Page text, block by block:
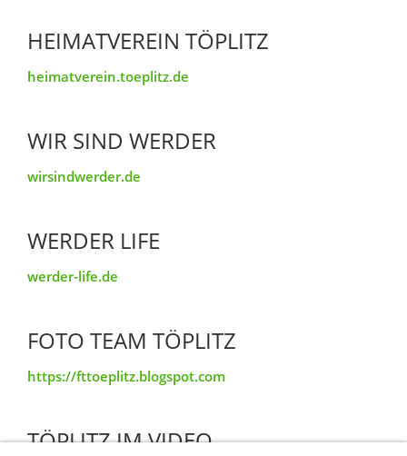
HEIMATVEREIN TÖPLITZ
heimatverein.toeplitz.de
WIR SIND WERDER
wirsindwerder.de
WERDER LIFE
werder-life.de
FOTO TEAM TÖPLITZ
https://fttoeplitz.blogspot.com
TÖPLITZ IM VIDEO